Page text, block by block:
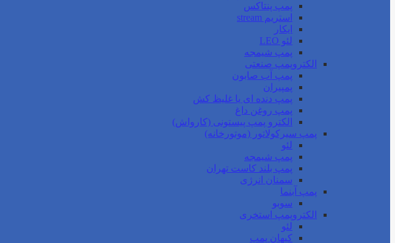
پمپ پنتاکس
استریم stream
ایکار
لئو LEO
پمپ شیمجه
الکتروپمپ صنعتی
پمپ آب صابون
پمپیران
پمپ دنده ای یا غلیظ کش
پمپ روغن داغ
الکترو پمپ پیستونی (کارواش)
پمپ سیرکولاتور (موتورخانه)
لئو
پمپ شیمجه
پمپ بلند کاست تهران
سمنان انرژی
پمپ آبنما
سوبو
الکتروپمپ استخری
لئو
کیهان پمپ